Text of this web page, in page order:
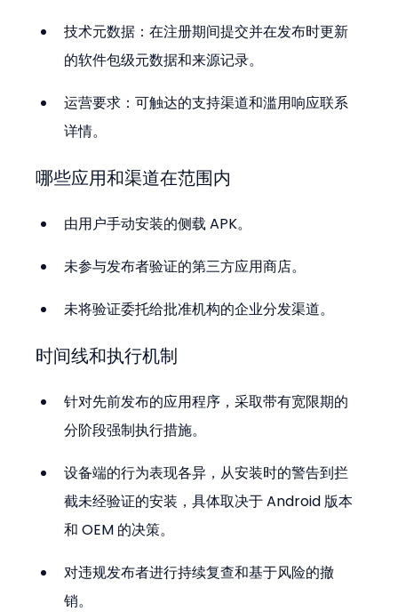
技术元数据：在注册期间提交并在发布时更新
的软件包级元数据和来源记录。
运营要求：可触达的支持渠道和滥用响应联系
详情。
哪些应用和渠道在范围内
由用户手动安装的侧载 APK。
未参与发布者验证的第三方应用商店。
未将验证委托给批准机构的企业分发渠道。
时间线和执行机制
针对先前发布的应用程序，采取带有宽限期的
分阶段强制执行措施。
设备端的行为表现各异，从安装时的警告到拦
截未经验证的安装，具体取决于 Android 版本
和 OEM 的决策。
对违规发布者进行持续复查和基于风险的撤
销。